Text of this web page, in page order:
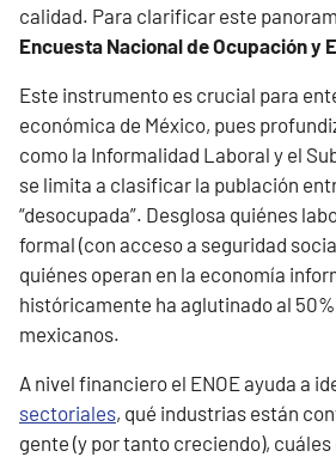
calidad. Para clarificar este
Encuesta Nacional de Ocupación y
Este instrumento es crucial para
económica de México, pues
como la Informalidad Laboral y el
se limita a clasificar la publación
“desocupada”. Desglosa quiénes
formal (con acceso a seguridad
quiénes operan en la economía
históricamente ha aglutinado al
mexicanos.
A nivel financiero el ENOE ayuda a
sectoriales, qué industrias están
gente (y por tanto creciendo),